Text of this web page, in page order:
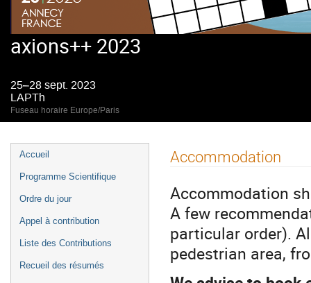
axions++ 2023
25–28 sept. 2023
LAPTh
Fuseau horaire Europe/Paris
Menu
de
Accueil
Programme Scientifique
Ordre du jour
Appel à contribution
Liste des Contributions
Recueil des résumés
Accommodation
Accommodation
A few
particular order).
pedestrian area,